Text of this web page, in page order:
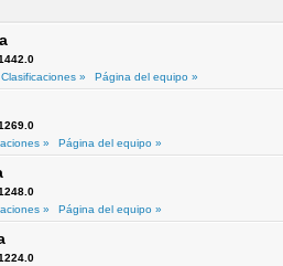
»
Página del equipo »
»
Página del equipo »
»
Página del equipo »